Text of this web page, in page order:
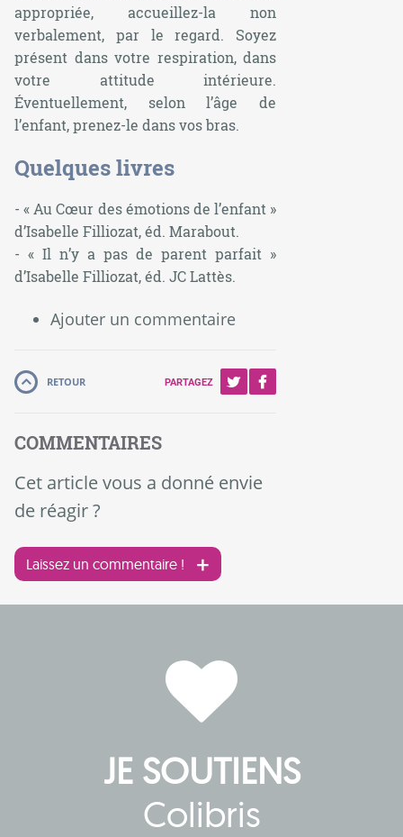
appropriée, accueillez-la non
verbalement, par le regard. Soyez
présent dans votre respiration, dans
votre attitude intérieure.
Éventuellement, selon l’âge de
l’enfant, prenez-le dans vos bras.
Quelques livres
- « Au Cœur des émotions de l’enfant »
d’Isabelle Filliozat, éd. Marabout.
- « Il n’y a pas de parent parfait »
d’Isabelle Filliozat, éd. JC Lattès.
Ajouter un commentaire
RETOUR PARTAGEZ
COMMENTAIRES
Cet article vous a donné envie
de réagir ?
Laissez un commentaire !
JE SOUTIENS
Colibris